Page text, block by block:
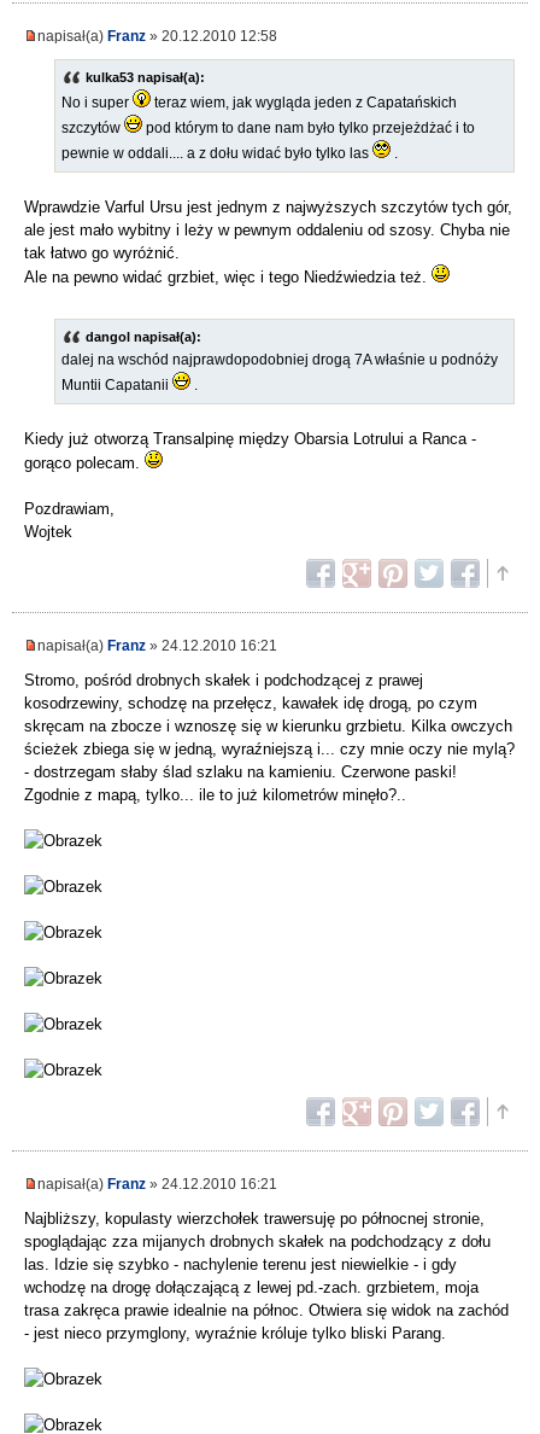
napisał(a) Franz » 20.12.2010 12:58
kulka53 napisał(a):
No i super
teraz wiem, jak wygląda jeden z Capatańskich
szczytów
pod którym to dane nam było tylko przejeżdżać i to
pewnie w oddali.... a z dołu widać było tylko las
Wprawdzie Varful Ursu jest jednym z najwyższych szczytów tych gór,
ale jest mało wybitny i leży w pewnym oddaleniu od szosy. Chyba nie
tak łatwo go wyróżnić.
Ale na pewno widać grzbiet, więc i tego Niedźwiedzia też.
dangol napisał(a):
dalej na wschód najprawdopodobniej drogą 7A właśnie u podnóży
Muntii Capatanii
.
Kiedy już otworzą Transalpinę między Obarsia Lotrului a Ranca -
gorąco polecam.
Pozdrawiam,
Wojtek
napisał(a) Franz » 24.12.2010 16:21
Stromo, pośród drobnych skałek i podchodzącej z prawej
kosodrzewiny, schodzę na przełęcz, kawałek idę drogą, po czym
skręcam na zbocze i wznoszę się w kierunku grzbietu. Kilka owczych
ścieżek zbiega się w jedną, wyraźniejszą i... czy mnie oczy nie mylą?
- dostrzegam słaby ślad szlaku na kamieniu. Czerwone paski!
Zgodnie z mapą, tylko... ile to już kilometrów minęło?..
napisał(a) Franz » 24.12.2010 16:21
Najbliższy, kopulasty wierzchołek trawersuję po północnej stronie,
spoglądając zza mijanych drobnych skałek na podchodzący z dołu
las. Idzie się szybko - nachylenie terenu jest niewielkie - i gdy
wchodzę na drogę dołączającą z lewej pd.-zach. grzbietem, moja
trasa zakręca prawie idealnie na północ. Otwiera się widok na zachód
- jest nieco przymglony, wyraźnie króluje tylko bliski Parang.